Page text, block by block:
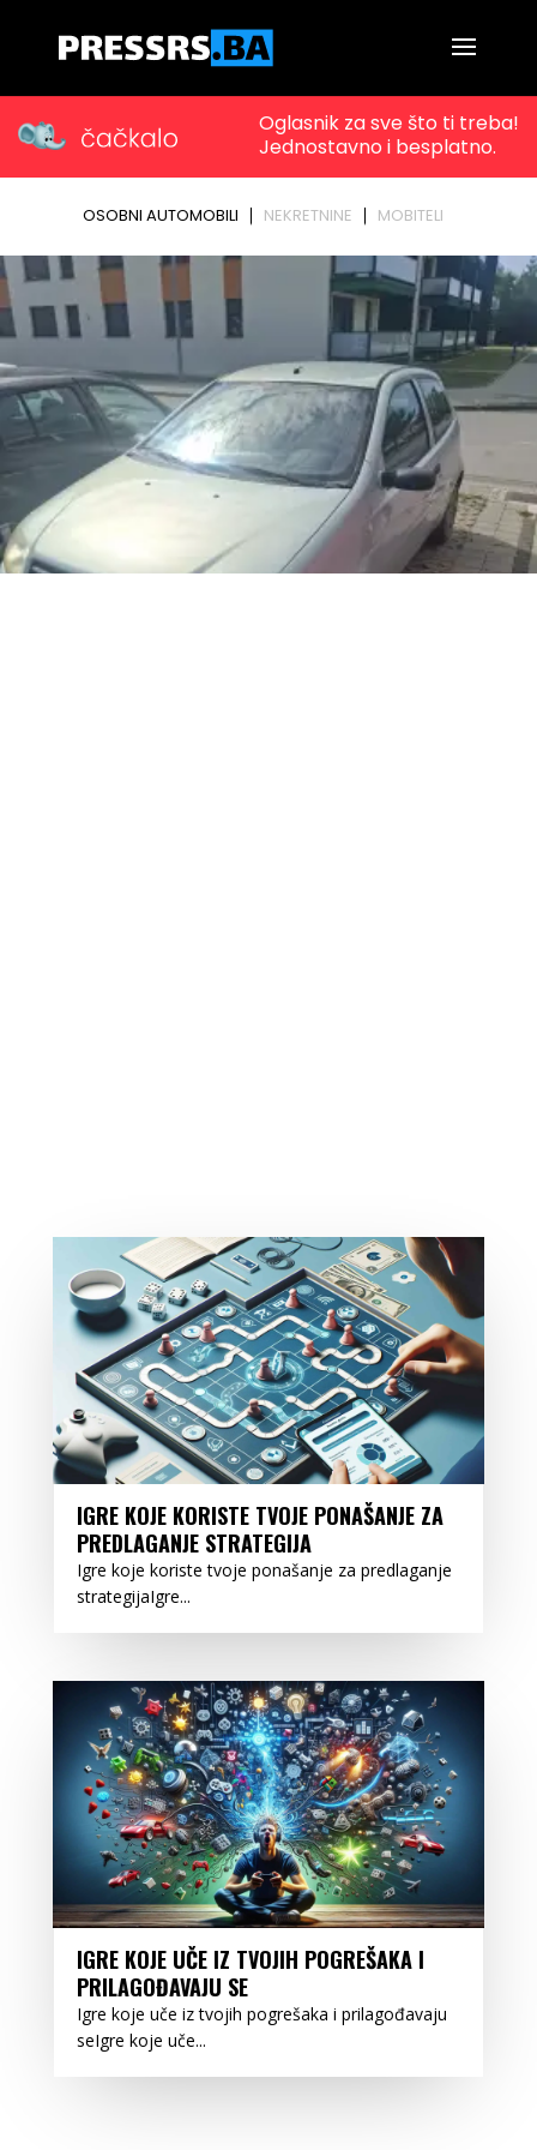
IGRE KOJE KORISTE TVOJE PONAŠANJE ZA
PREDLAGANJE STRATEGIJA
Igre koje koriste tvoje ponašanje za predlaganje
strategijaIgre...
IGRE KOJE UČE IZ TVOJIH POGREŠAKA I
PRILAGOĐAVAJU SE
Igre koje uče iz tvojih pogrešaka i prilagođavaju
seIgre koje uče...